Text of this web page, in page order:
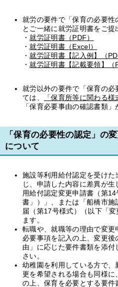
就労の要件で「保育の必要
とご一緒に就労証明書をご提
・就労証明書（PDF）
・就労証明書（Excel）
・就労証明書【記入例】（
・就労証明書【記載要領】（
就労以外の要件で「保育の
ては、
「保育所等に関わる様
「保育必要事由の確認書類
「保育の必要性の認定」の
について
施設等利用給付認定を受け
じ、申請した内容に差異が
用給付認定変更申請書（第
書」）」、または「船橋市
届（第17号様式）（以下「
ます。
転職や、就職等の理由で変更
必要事項を記入の上、変更
由」に応じた要件書類を添
さい。
幼稚園を利用している方で
更を希望される場合も同様に
の上、保育を必要とする要